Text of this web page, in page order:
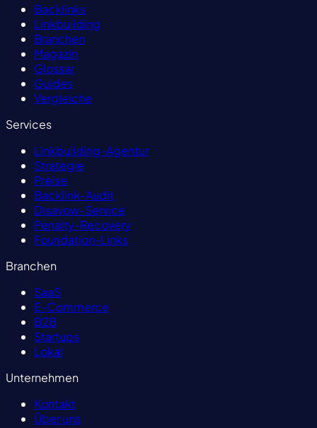
Backlinks
Linkbuilding
Branchen
Magazin
Glossar
Guides
Vergleiche
Services
Linkbuilding-Agentur
Strategie
Preise
Backlink-Audit
Disavow-Service
Penalty-Recovery
Foundation-Links
Branchen
SaaS
E-Commerce
B2B
Startups
Lokal
Unternehmen
Kontakt
Über uns